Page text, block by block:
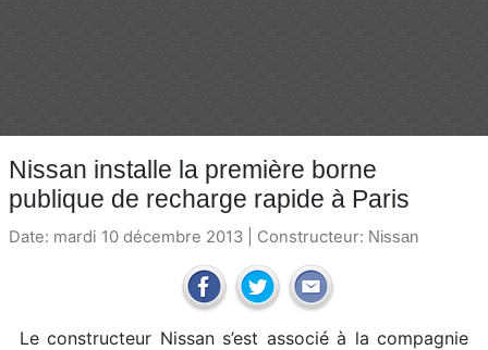
Nissan installe la première borne
publique de recharge rapide à Paris
Date: mardi 10 décembre 2013 | Constructeur: Nissan
Le constructeur Nissan s’est associé à la compagnie